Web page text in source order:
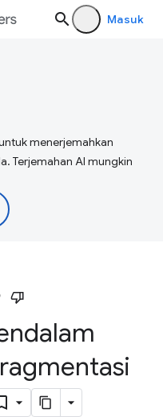
Masuk
menerjemahkan
Terjemahan AI mungkin